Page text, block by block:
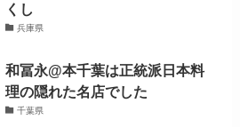
くし
兵庫県
和冨永@本千葉は正統派日本料
理の隠れた名店でした
千葉県